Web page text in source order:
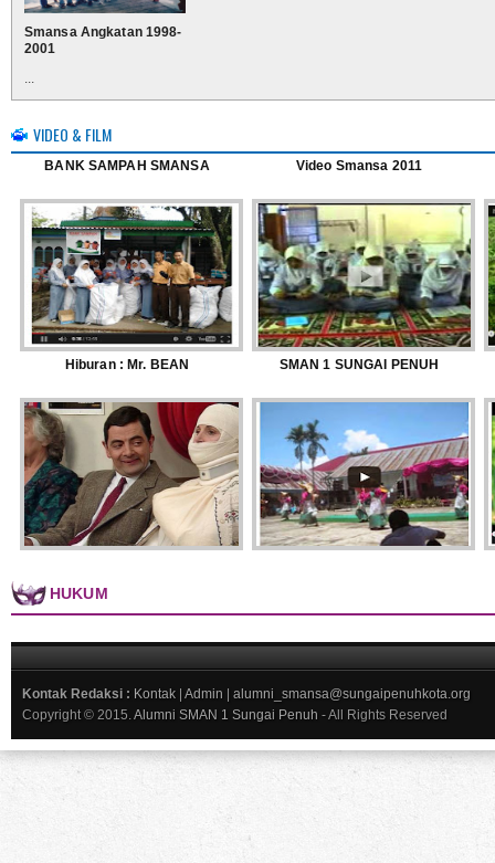
Smansa Angkatan 1998-
2001
...
VIDEO & FILM
BANK SAMPAH SMANSA Video Smansa 2011
Hiburan : Mr. BEAN SMAN 1 SUNGAI PENUH
HUKUM
Kontak Redaksi : Kontak Admin
alumni_smansa@sungaipenuhkota.org
Copyright © 2015.Alumni SMAN 1 Sungai Penuh - All Rights Reserved